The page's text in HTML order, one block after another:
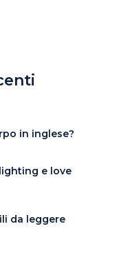
in inglese?
e love
da leggere